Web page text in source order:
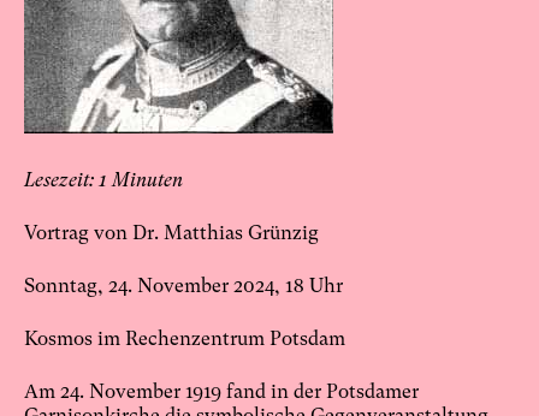
1
Vortrag von Dr. Matthias Grünzig
Sonntag, 24. November 2024, 18 Uhr
Kosmos im Rechenzentrum Potsdam
Am 24. November 1919 fand in der Potsdamer